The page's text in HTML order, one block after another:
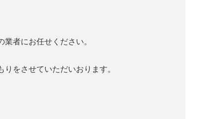
者にお任せください。
をさせていただいおります。